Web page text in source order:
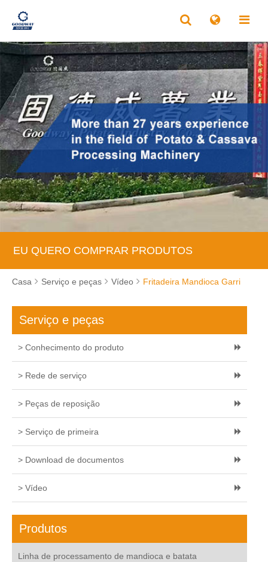
EU QUERO COMPRAR PRODUTOS
Casa Serviço e peças Vídeo Fritadeira Mandioca Garri
Serviço e peças
> Conhecimento do produto
> Rede de serviço
> Peças de reposição
> Serviço de primeira
> Download de documentos
> Vídeo
Produtos
Linha de processamento de mandioca e batata